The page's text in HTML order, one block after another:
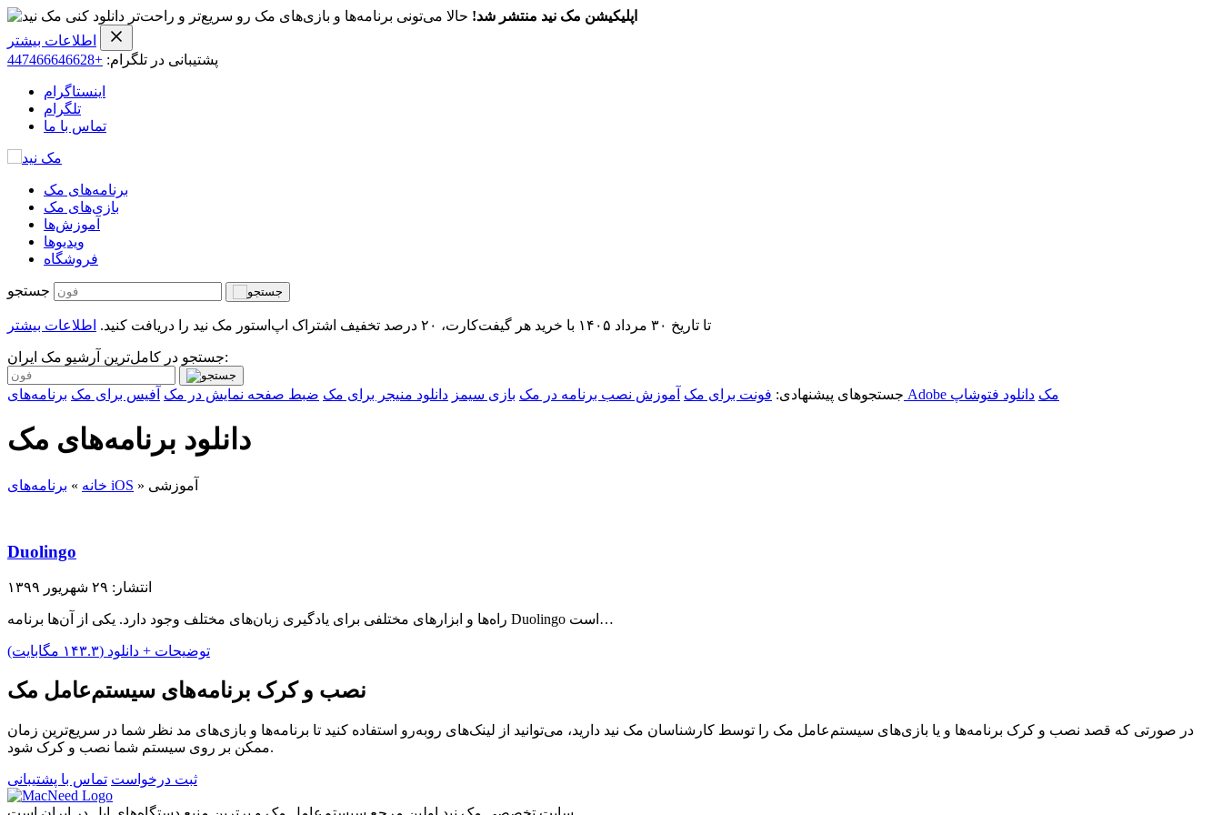
اپلیکیشن مک نید منتشر شد! حالا می‌تونی برنامه‌ها و بازی‌های مک رو سریع‌تر و راحت‌تر دانلود کنی
اطلاعات بیشتر
پشتیبانی در تلگرام: +447466646628
اینستاگرام
تلگرام
تماس با ما
برنامه‌های مک
بازی‌های مک
آموزش‌ها
ویدیو‌ها
فروشگاه
جستجو
تا تاریخ ۳۰ مرداد ۱۴۰۵ با خرید هر گیفت‌کارت، ۲۰ درصد تخفیف اشتراک اپ‌استور مک نید را دریافت کنید. اطلاعات بیشتر
جستجو در کامل‌ترین آرشیو مک ایران:
جستجوهای پیشنهادی: فونت برای مک آموزش نصب برنامه در مک بازی سیمز دانلود منیجر برای مک ضبط صفحه نمایش در مک آفیس برای مک برنامه‌های Adobe مک دانلود فتوشاپ
دانلود برنامه‌های مک
خانه » برنامه‌های iOS » آموزشی
Duolingo
انتشار: ۲۹ شهریور ۱۳۹۹
راه‌ها و ابزار‌های مختلفی برای یادگیری زبان‌های مختلف وجود دارد. یکی از آن‌ها برنامه Duolingo است…
توضیحات + دانلود (۱۴۳.۳ مگابایت)
نصب و کرک برنامه‌های سیستم‌عامل مک
در صورتی که قصد نصب و کرک برنامه‌ها و یا بازی‌های سیستم‌عامل مک را توسط کارشناسان مک نید دارید، می‌توانید از لینک‌های رو‌به‌رو استفاده کنید تا برنامه‌ها و بازی‌های مد نظر شما در سریع‌ترین زمان
ممکن بر روی سیستم شما نصب و کرک شود.
ثبت درخواست تماس با پشتیبانی